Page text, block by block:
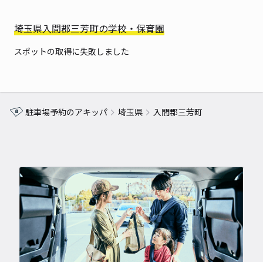
埼玉県入間郡三芳町の学校・保育園
スポットの取得に失敗しました
駐車場予約のアキッパ 埼玉県 入間郡三芳町